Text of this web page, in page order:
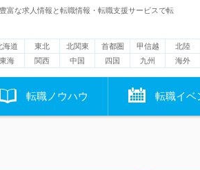
富な求人情報と転職情報・転職支援サービスで転
海道 東北 北関東 首都圏 甲信越
北陸
東海
関西 中国 四国 九州 海外
転職ノウハウ 転職イベ